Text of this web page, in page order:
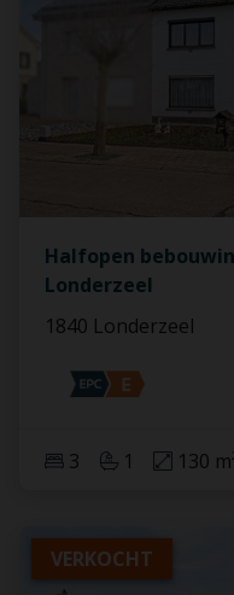
Halfopen
Londerzeel
1840 Londerzeel
3 1 130
VERKOCHT